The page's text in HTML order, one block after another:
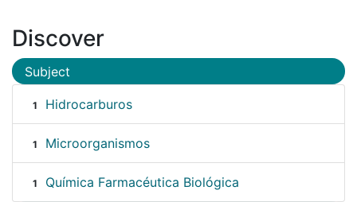
Discover
Subject
1 Hidrocarburos
1 Microorganismos
1 Química Farmacéutica Biológica